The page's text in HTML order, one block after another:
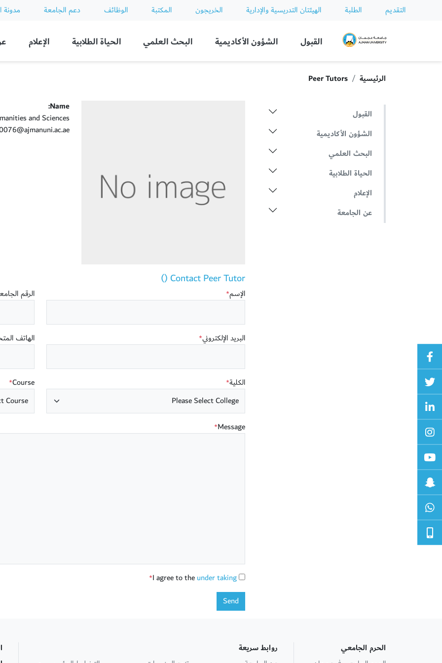
التقديم الطلبة الهيئتان التدريسية والإدارية الخريجون المكتبة الوظائف دعم الجامعة مدونة
Ajman University
القبول الشؤون الأكاديمية البحث العلمي الحياة الطلابية الإعلام
الرئيسية Peer Tutors
القبول
الشؤون الأكاديمية
البحث العلمي
الحياة الطلابية
الإعلام
عن الجامعة
Name:
and Sciences
Contact Peer Tutor ()
الإسم* الرقم
البريد الإلكتروني* الهاتف
الكلية*
Course
*
Message
*
I agree to theunder taking
*
Send
الحرم الجامعي
روابط سريعة